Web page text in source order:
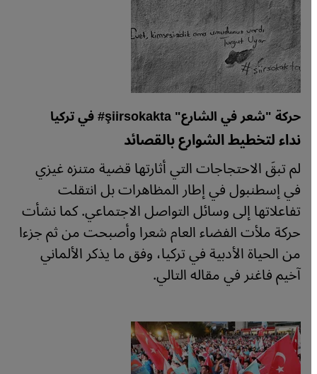
حركة "شعر في الشارع" şiirsokakta# في تركيا
نداء لتخطيط الشوارع بالقصائد
لم تبقَ الاحتجاجات التي أثارتها قضية متنزه غيزي
في إسطنبول في إطار المظاهرات بل انتقلت
تفاعلاتها إلى وسائل التواصل الاجتماعي. كما نشأت
حركة ملأت الفضاء العام شعرا وأصبحت من ثم جزءا
من الحياة الأدبية في تركيا، وفق ما يذكر الألماني
آخيم فاغنر في مقاله التالي.